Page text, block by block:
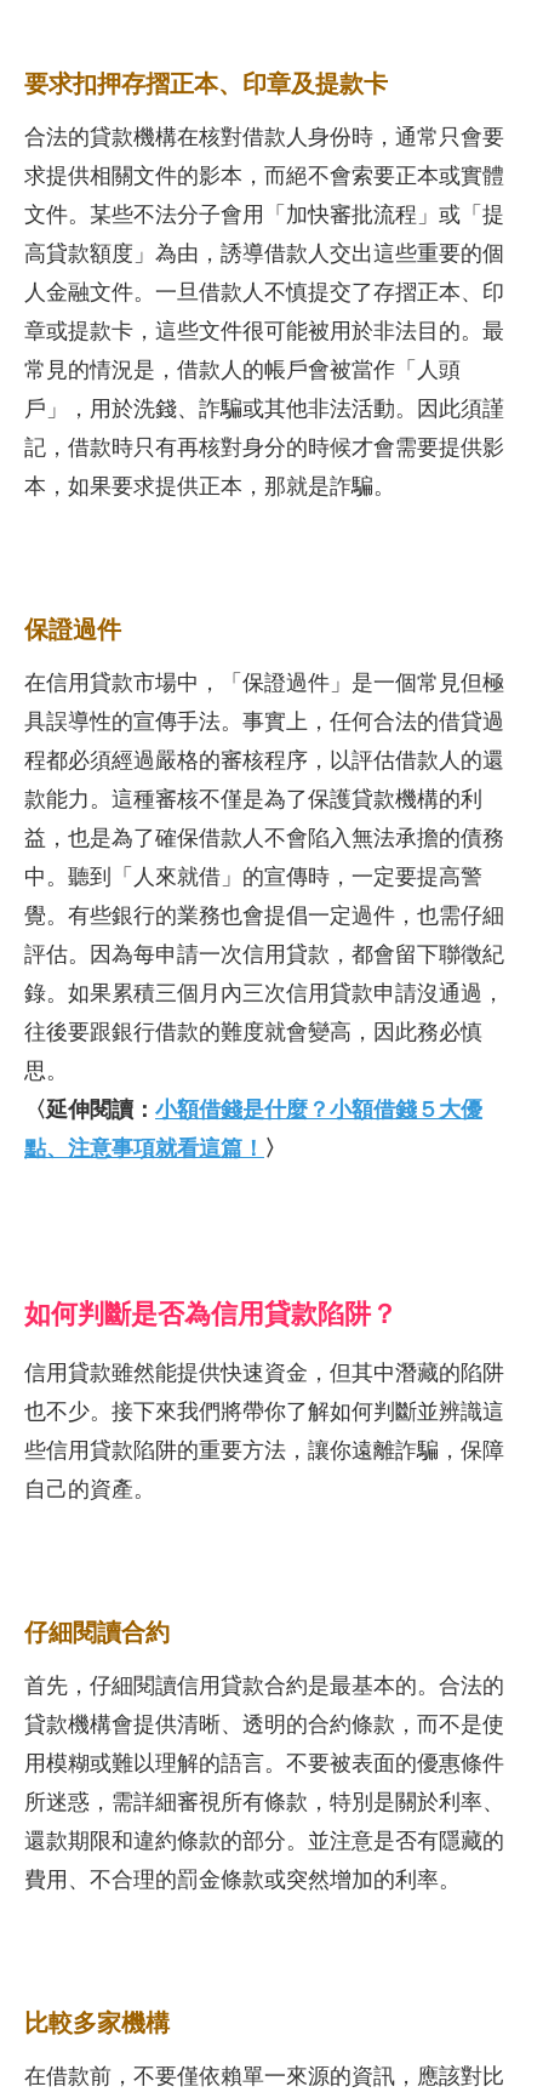
要求扣押存摺正本、印章及提款卡
合法的貸款機構在核對借款人身份時，通常只會要
求提供相關文件的影本，而絕不會索要正本或實體
文件。某些不法分子會用「加快審批流程」或「提
高貸款額度」為由，誘導借款人交出這些重要的個
人金融文件。一旦借款人不慎提交了存摺正本、印
章或提款卡，這些文件很可能被用於非法目的。最
常見的情況是，借款人的帳戶會被當作「人頭
戶」，用於洗錢、詐騙或其他非法活動。因此須謹
記，借款時只有再核對身分的時候才會需要提供影
本，如果要求提供正本，那就是詐騙。
保證過件
在信用貸款市場中，「保證過件」是一個常見但極
具誤導性的宣傳手法。事實上，任何合法的借貸過
程都必須經過嚴格的審核程序，以評估借款人的還
款能力。這種審核不僅是為了保護貸款機構的利
益，也是為了確保借款人不會陷入無法承擔的債務
中。聽到「人來就借」的宣傳時，一定要提高警
覺。有些銀行的業務也會提倡一定過件，也需仔細
評估。因為每申請一次信用貸款，都會留下聯徵紀
錄。如果累積三個月內三次信用貸款申請沒通過，
往後要跟銀行借款的難度就會變高，因此務必慎
思。
〈延伸閱讀： 小額借錢是什麼？小額借錢５大優
點、注意事項就看這篇！ 〉
如何判斷是否為信用貸款陷阱？
信用貸款雖然能提供快速資金，但其中潛藏的陷阱
也不少。接下來我們將帶你了解如何判斷並辨識這
些信用貸款陷阱的重要方法，讓你遠離詐騙，保障
自己的資產。
仔細閱讀合約
首先，仔細閱讀信用貸款合約是最基本的。合法的
貸款機構會提供清晰、透明的合約條款，而不是使
用模糊或難以理解的語言。不要被表面的優惠條件
所迷惑，需詳細審視所有條款，特別是關於利率、
還款期限和違約條款的部分。並注意是否有隱藏的
費用、不合理的罰金條款或突然增加的利率。
比較多家機構
在借款前，不要僅依賴單一來源的資訊，應該對比